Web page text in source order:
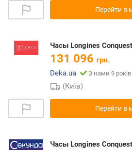
Перейти в
Часы Longines
131 096 грн.
Deka.ua
З нами 9 років
(Київ)
Перейти в
Часы Longines